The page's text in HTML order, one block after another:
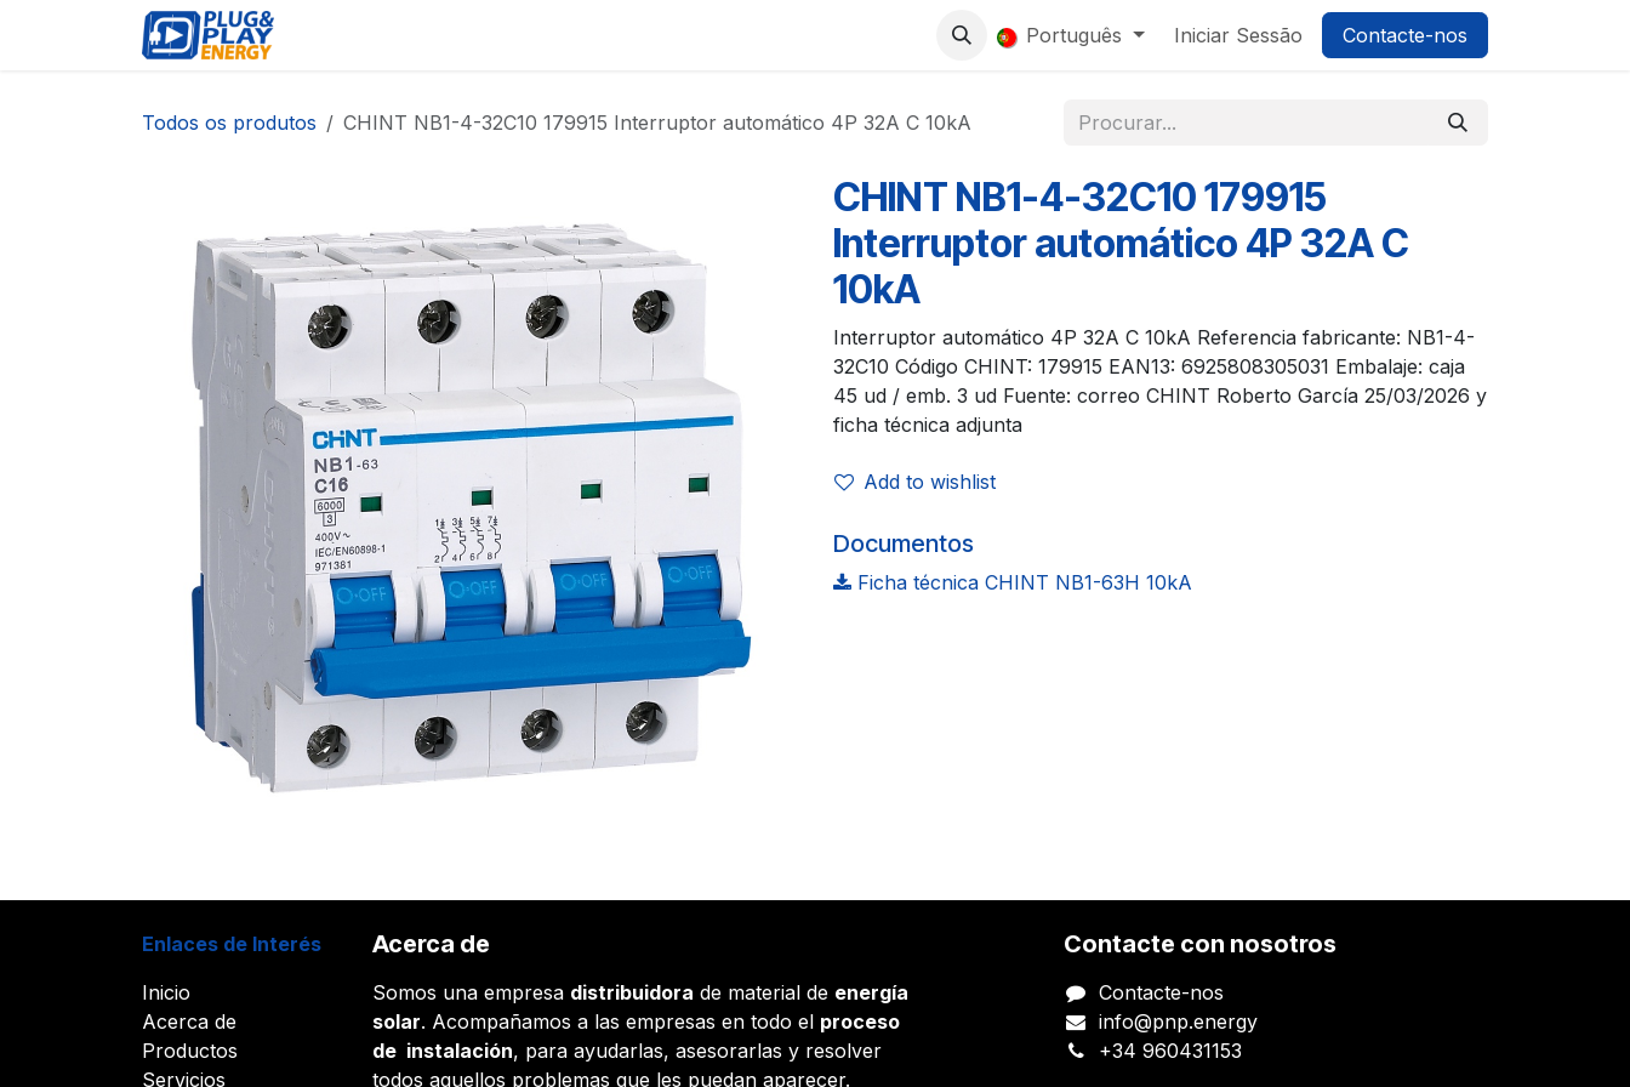
Pular para o conteúdo
0 Português Iniciar Sessão Contacte-nos
Todos os produtos CHINT NB1-4-32C10 179915 Interruptor automático 4P 32A C 10kA
CHINT NB1-4-32C10 179915
Interruptor automático 4P 32A C
10kA
Interruptor automático 4P 32A C 10kA Referencia fabricante: NB1-4-
32C10 Código CHINT: 179915 EAN13: 6925808305031 Embalaje: caja
45 ud / emb. 3 ud Fuente: correo CHINT Roberto García 25/03/2026 y
ficha técnica adjunta
Add to wishlist
Documentos
Ficha técnica CHINT NB1-63H 10kA
Enlaces de Interés
Inicio
Acerca de
Productos
Servicios
Acerca de
Somos una empresa distribuidora de material de energía
solar. Acompañamos a las empresas en todo el proceso
de instalación, para ayudarlas, asesorarlas y resolver
todos aquellos problemas que les puedan aparecer.
Contacte con nosotros
Contacte-nos
info@pnp.energy
+34 960431153